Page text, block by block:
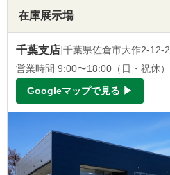
在庫展示場
千葉支店|千葉県佐倉市大作2-12-2
営業時間 9:00〜18:00（日・祝休）
Googleマップで見る ▶